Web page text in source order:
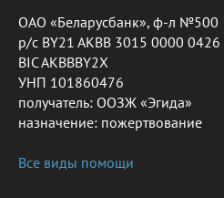
ОАО «Беларусбанк», ф-л №500
р/с BY21 AKBB 3015 0000
BIC AKBBBY2X
УНП 101860476
получатель: ООЗЖ «Эгида»
назначение: пожертвование
Все виды помощи